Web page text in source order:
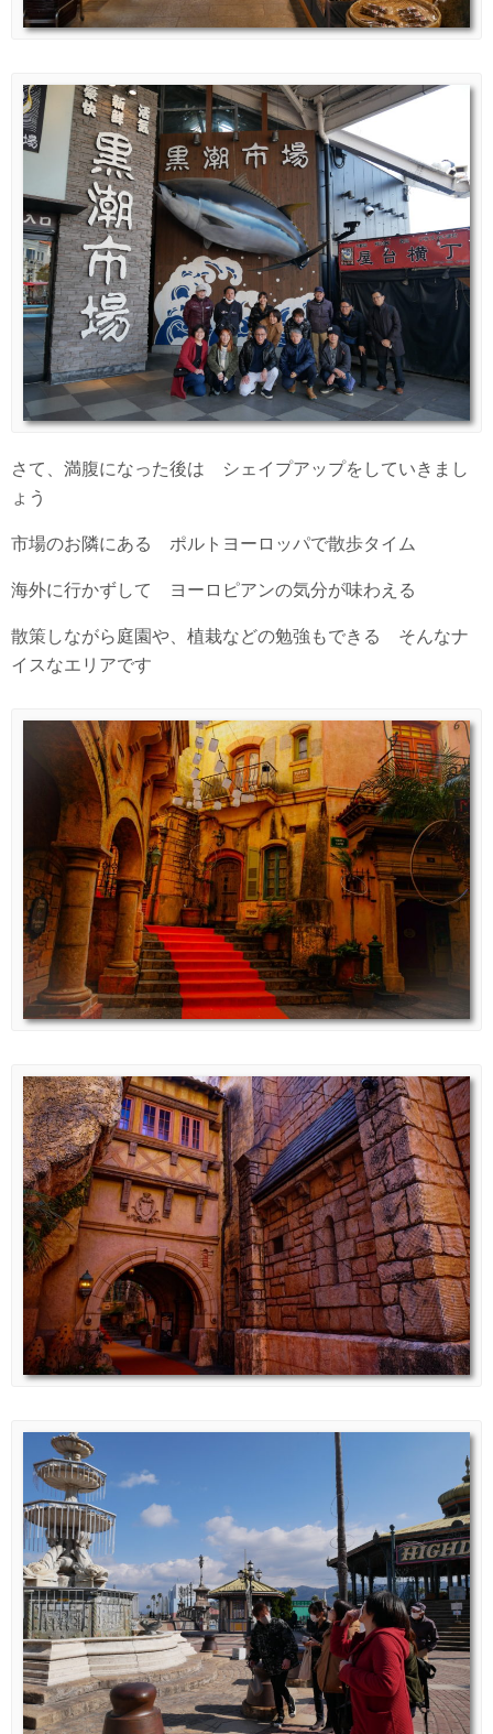
さて、満腹になった後は シェイプアップをしていきまし
ょう
市場のお隣にある ポルトヨーロッパで散歩タイム
海外に行かずして ヨーロピアンの気分が味わえる
散策しながら庭園や、植栽などの勉強もできる そんなナ
イスなエリアです